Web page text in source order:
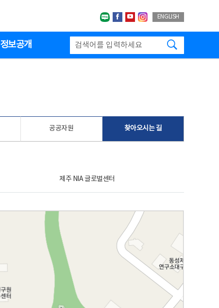
네이버블로그
페이스북
유투브인스타그랩
ENGLISH
정보공개
공공자원 찾아오시는 길
제주 NIA 글로벌센터